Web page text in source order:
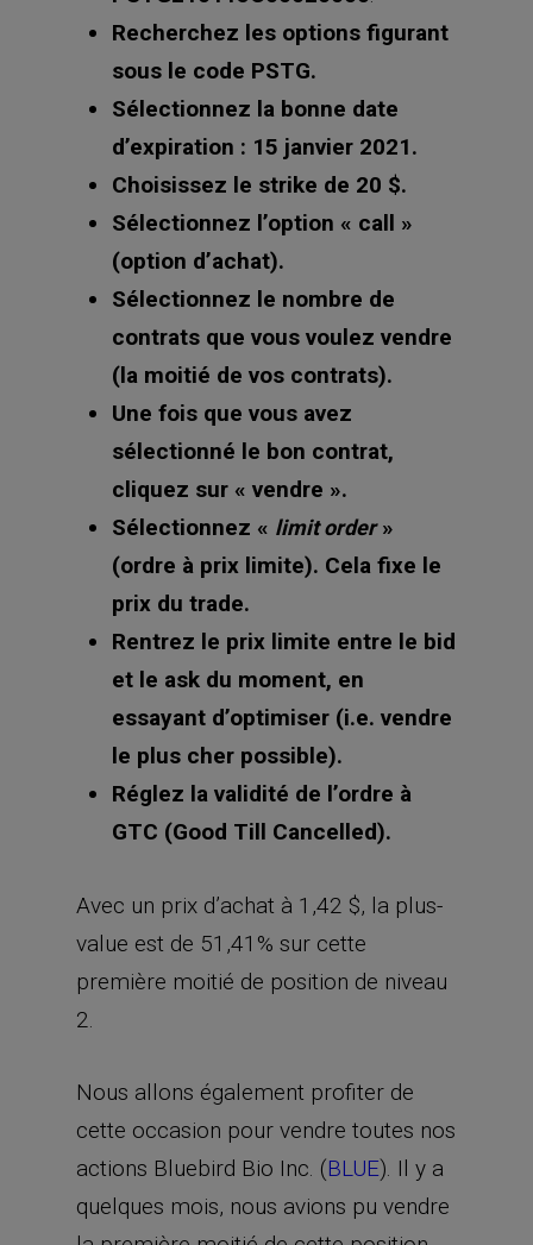
Recherchez les options figurant
sous le code PSTG.
Sélectionnez la bonne date
d’expiration : 15 janvier 2021.
Choisissez le strike de 20 $.
Sélectionnez l’option « call »
(option d’achat).
Sélectionnez le nombre de
contrats que vous voulez vendre
(la moitié de vos contrats).
Une fois que vous avez
sélectionné le bon contrat,
cliquez sur « vendre ».
Sélectionnez « limit order»
(ordre à prix limite). Cela fixe le
prix du trade.
Rentrez le prix limite entre le bid
et le ask du moment, en
essayant d’optimiser (i.e. vendre
le plus cher possible).
Réglez la validité de l’ordre à
GTC (Good Till Cancelled).
Avec un prix d’achat à 1,42 $, la plus-
value est de 51,41% sur cette
première moitié de position de niveau
2.
Nous allons également profiter de
cette occasion pour vendre toutes nos
actions Bluebird Bio Inc. (BLUE). Il y a
quelques mois, nous avions pu vendre